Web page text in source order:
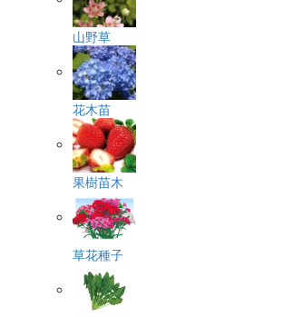
山野草
花木苗
果樹苗木
草花種子